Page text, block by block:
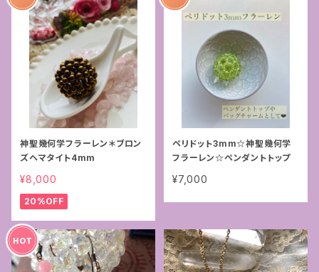
神聖幾何学フラーレン＊ブロン
ズヘマタイト4mm
¥8,000
20%OFF
ペリドット3mm☆神聖幾何学
フラーレン☆ペンダントトップ
¥7,000